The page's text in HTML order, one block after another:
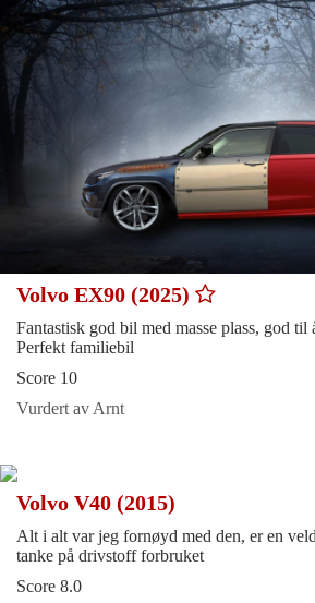
Volvo EX90 (2025)
Fantastisk god bil med masse plass, god
Perfekt familiebil
Score 10
Vurdert av Arnt
Volvo V40 (2015)
Alt i alt var jeg fornøyd med den, er en
tanke på drivstoff forbruket
Score 8.0